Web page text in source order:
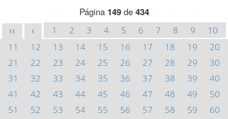
Página 149de 434
<< < 1 2 3 4 5 6 7 8 9
10
11
12 13 14 15 16 17 18 19
20
21
22 23 24 25 26 27 28 29
30
31
32 33 34 35 36 37 38 39
40
41
42 43 44 45 46 47 48 49
50
51
52 53 54 55 56 57 58 59
60